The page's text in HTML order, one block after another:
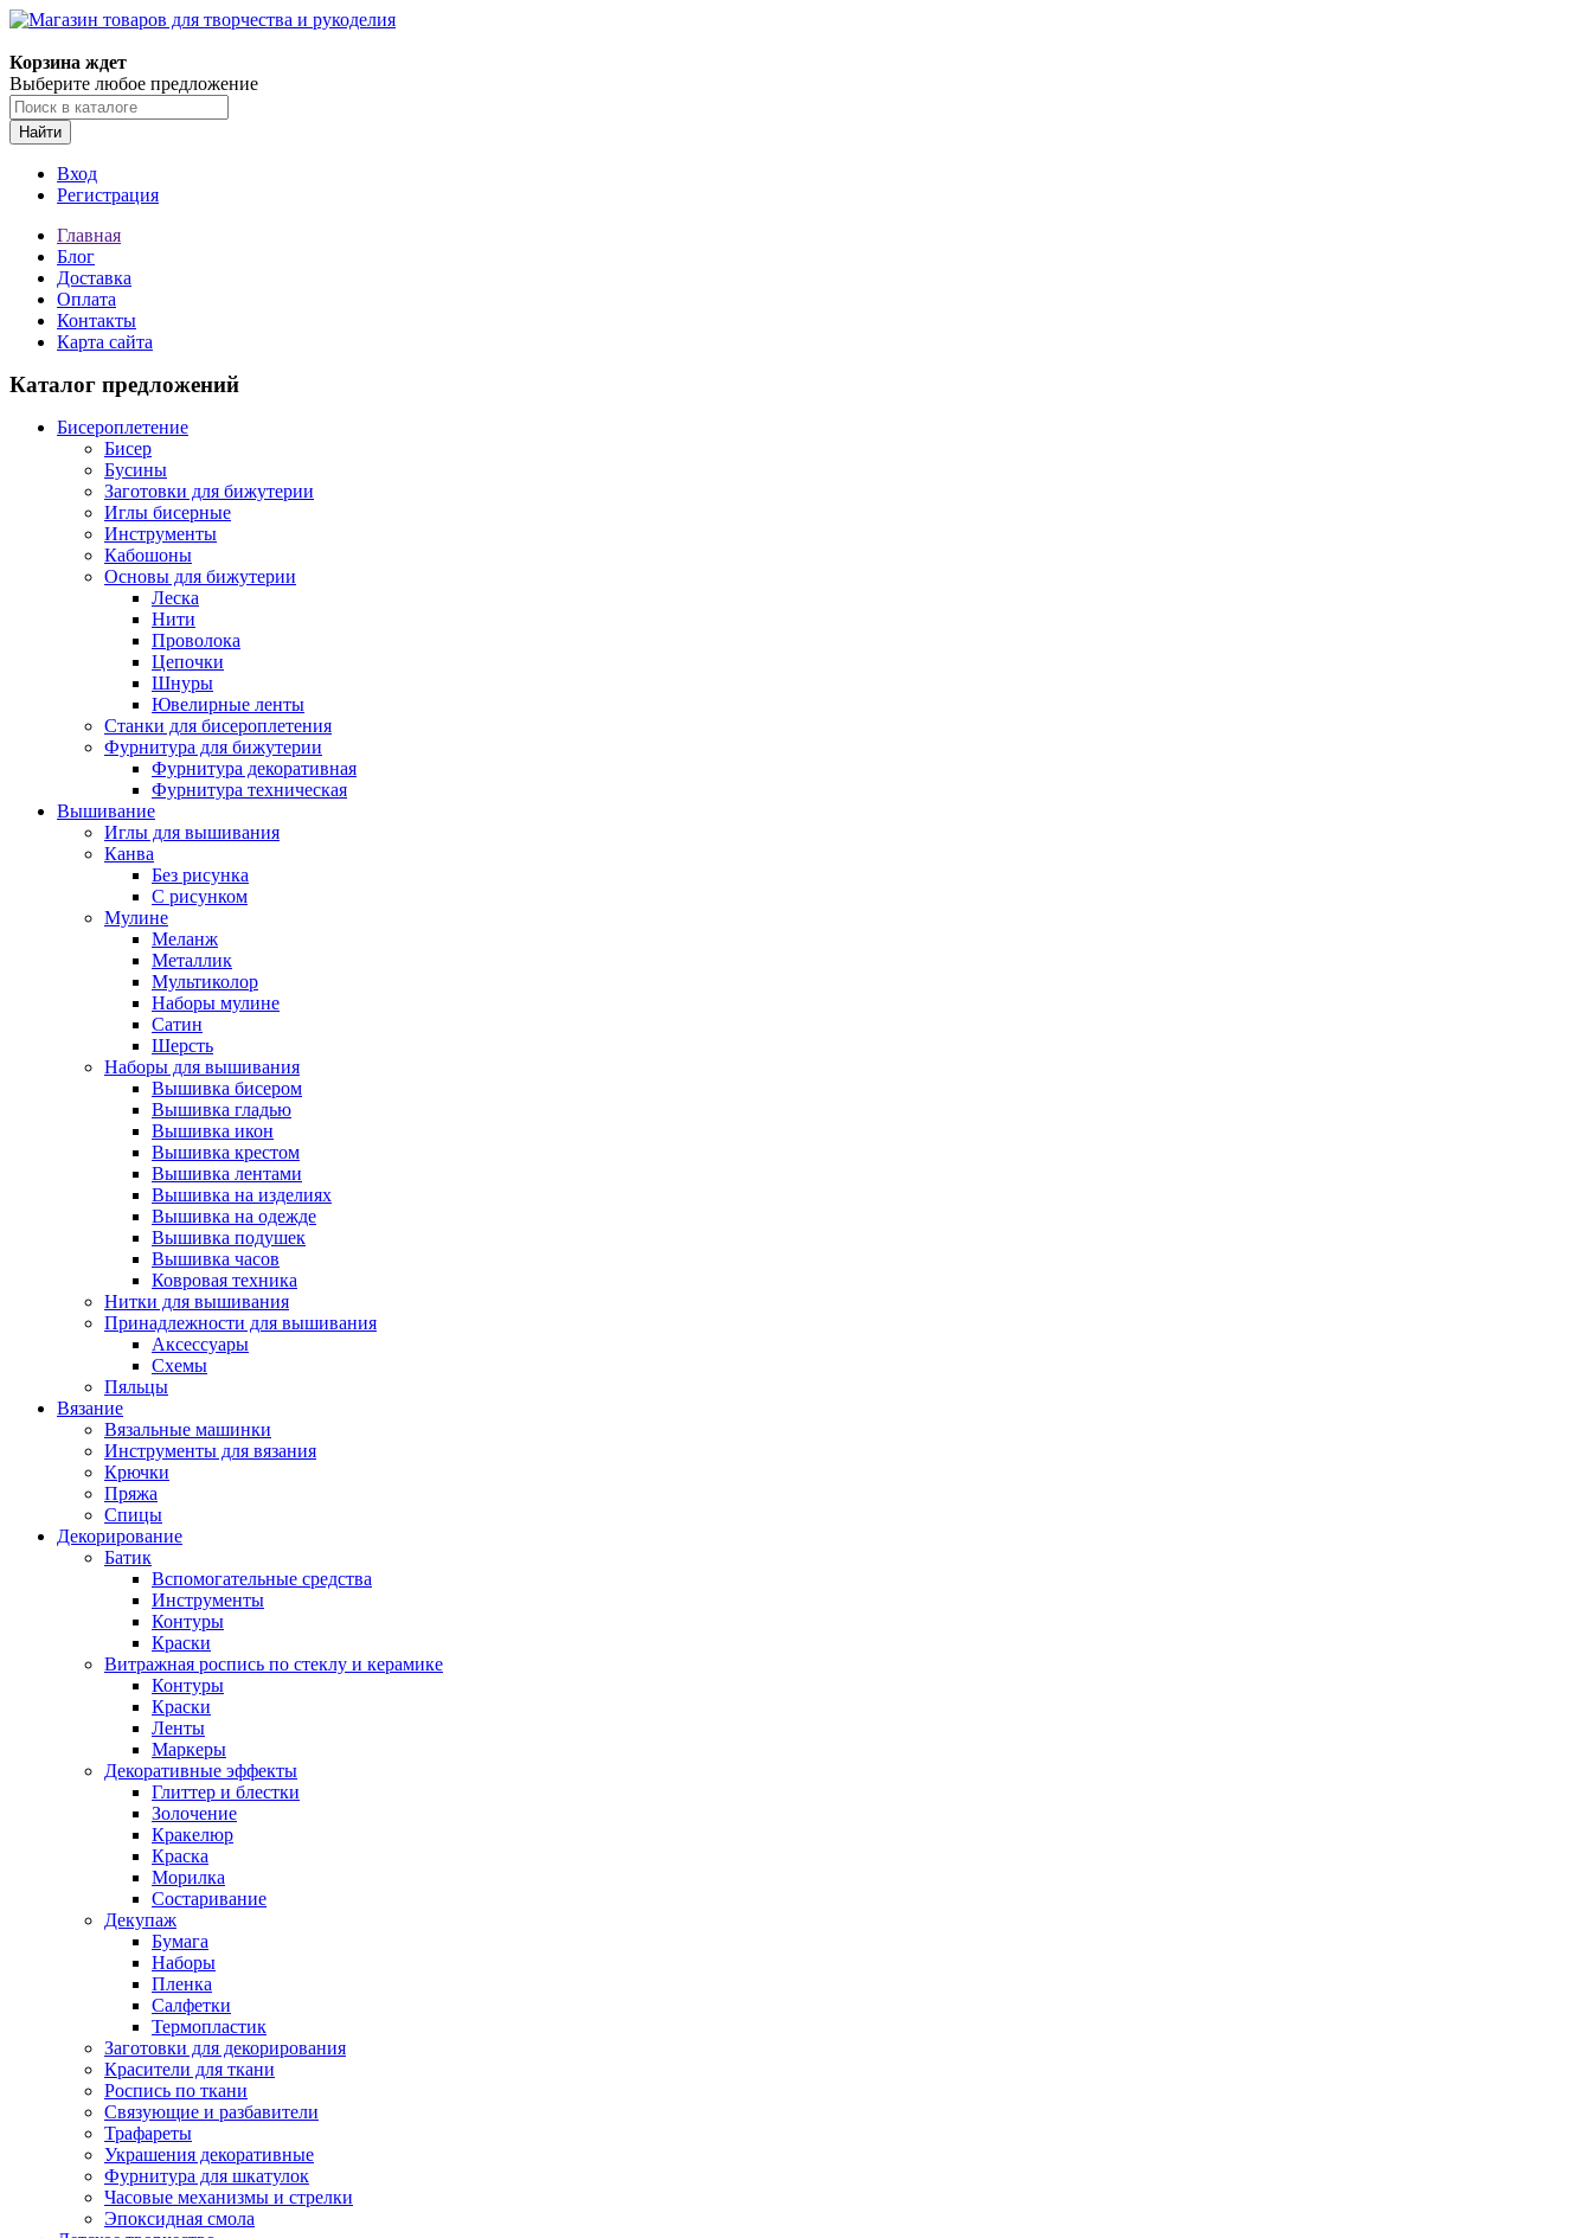
Корзина ждет
Выберите любое предложение
Найти
Вход
Регистрация
Главная
Блог
Доставка
Оплата
Контакты
Карта сайта
Каталог предложений
Бисероплетение
Бисер
Бусины
Заготовки для бижутерии
Иглы бисерные
Инструменты
Кабошоны
Основы для бижутерии
Леска
Нити
Проволока
Цепочки
Шнуры
Ювелирные ленты
Станки для бисероплетения
Фурнитура для бижутерии
Фурнитура декоративная
Фурнитура техническая
Вышивание
Иглы для вышивания
Канва
Без рисунка
С рисунком
Мулине
Меланж
Металлик
Мультиколор
Наборы мулине
Сатин
Шерсть
Наборы для вышивания
Вышивка бисером
Вышивка гладью
Вышивка икон
Вышивка крестом
Вышивка лентами
Вышивка на изделиях
Вышивка на одежде
Вышивка подушек
Вышивка часов
Ковровая техника
Нитки для вышивания
Принадлежности для вышивания
Аксессуары
Схемы
Пяльцы
Вязание
Вязальные машинки
Инструменты для вязания
Крючки
Пряжа
Спицы
Декорирование
Батик
Вспомогательные средства
Инструменты
Контуры
Краски
Витражная роспись по стеклу и керамике
Контуры
Краски
Ленты
Маркеры
Декоративные эффекты
Глиттер и блестки
Золочение
Кракелюр
Краска
Морилка
Состаривание
Декупаж
Бумага
Наборы
Пленка
Салфетки
Термопластик
Заготовки для декорирования
Красители для ткани
Роспись по ткани
Связующие и разбавители
Трафареты
Украшения декоративные
Фурнитура для шкатулок
Часовые механизмы и стрелки
Эпоксидная смола